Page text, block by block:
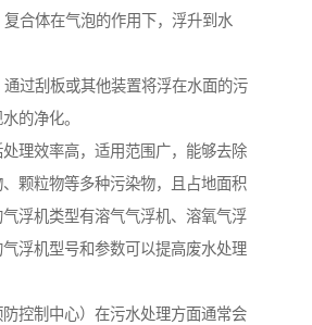
合体在气泡的作用下，浮升到水
过刮板或其他装置将浮在水面的污
的净化。
理效率高，适用范围广，能够去除
颗粒物等多种污染物，且占地面积
浮机类型有溶气气浮机、溶氧气浮
浮机型号和参数可以提高废水处理
控制中心）在污水处理方面通常会